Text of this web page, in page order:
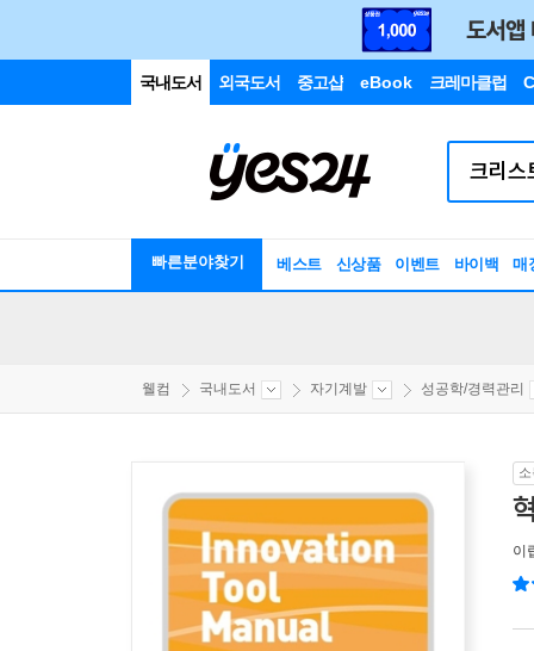
국내도서 외국도서 중고샵 eBook 크레마클럽
빠른분야찾기 베스트 신상품 이벤트 바이백 매
웰컴 국내도서 자기계발 성공학/경력관리
이